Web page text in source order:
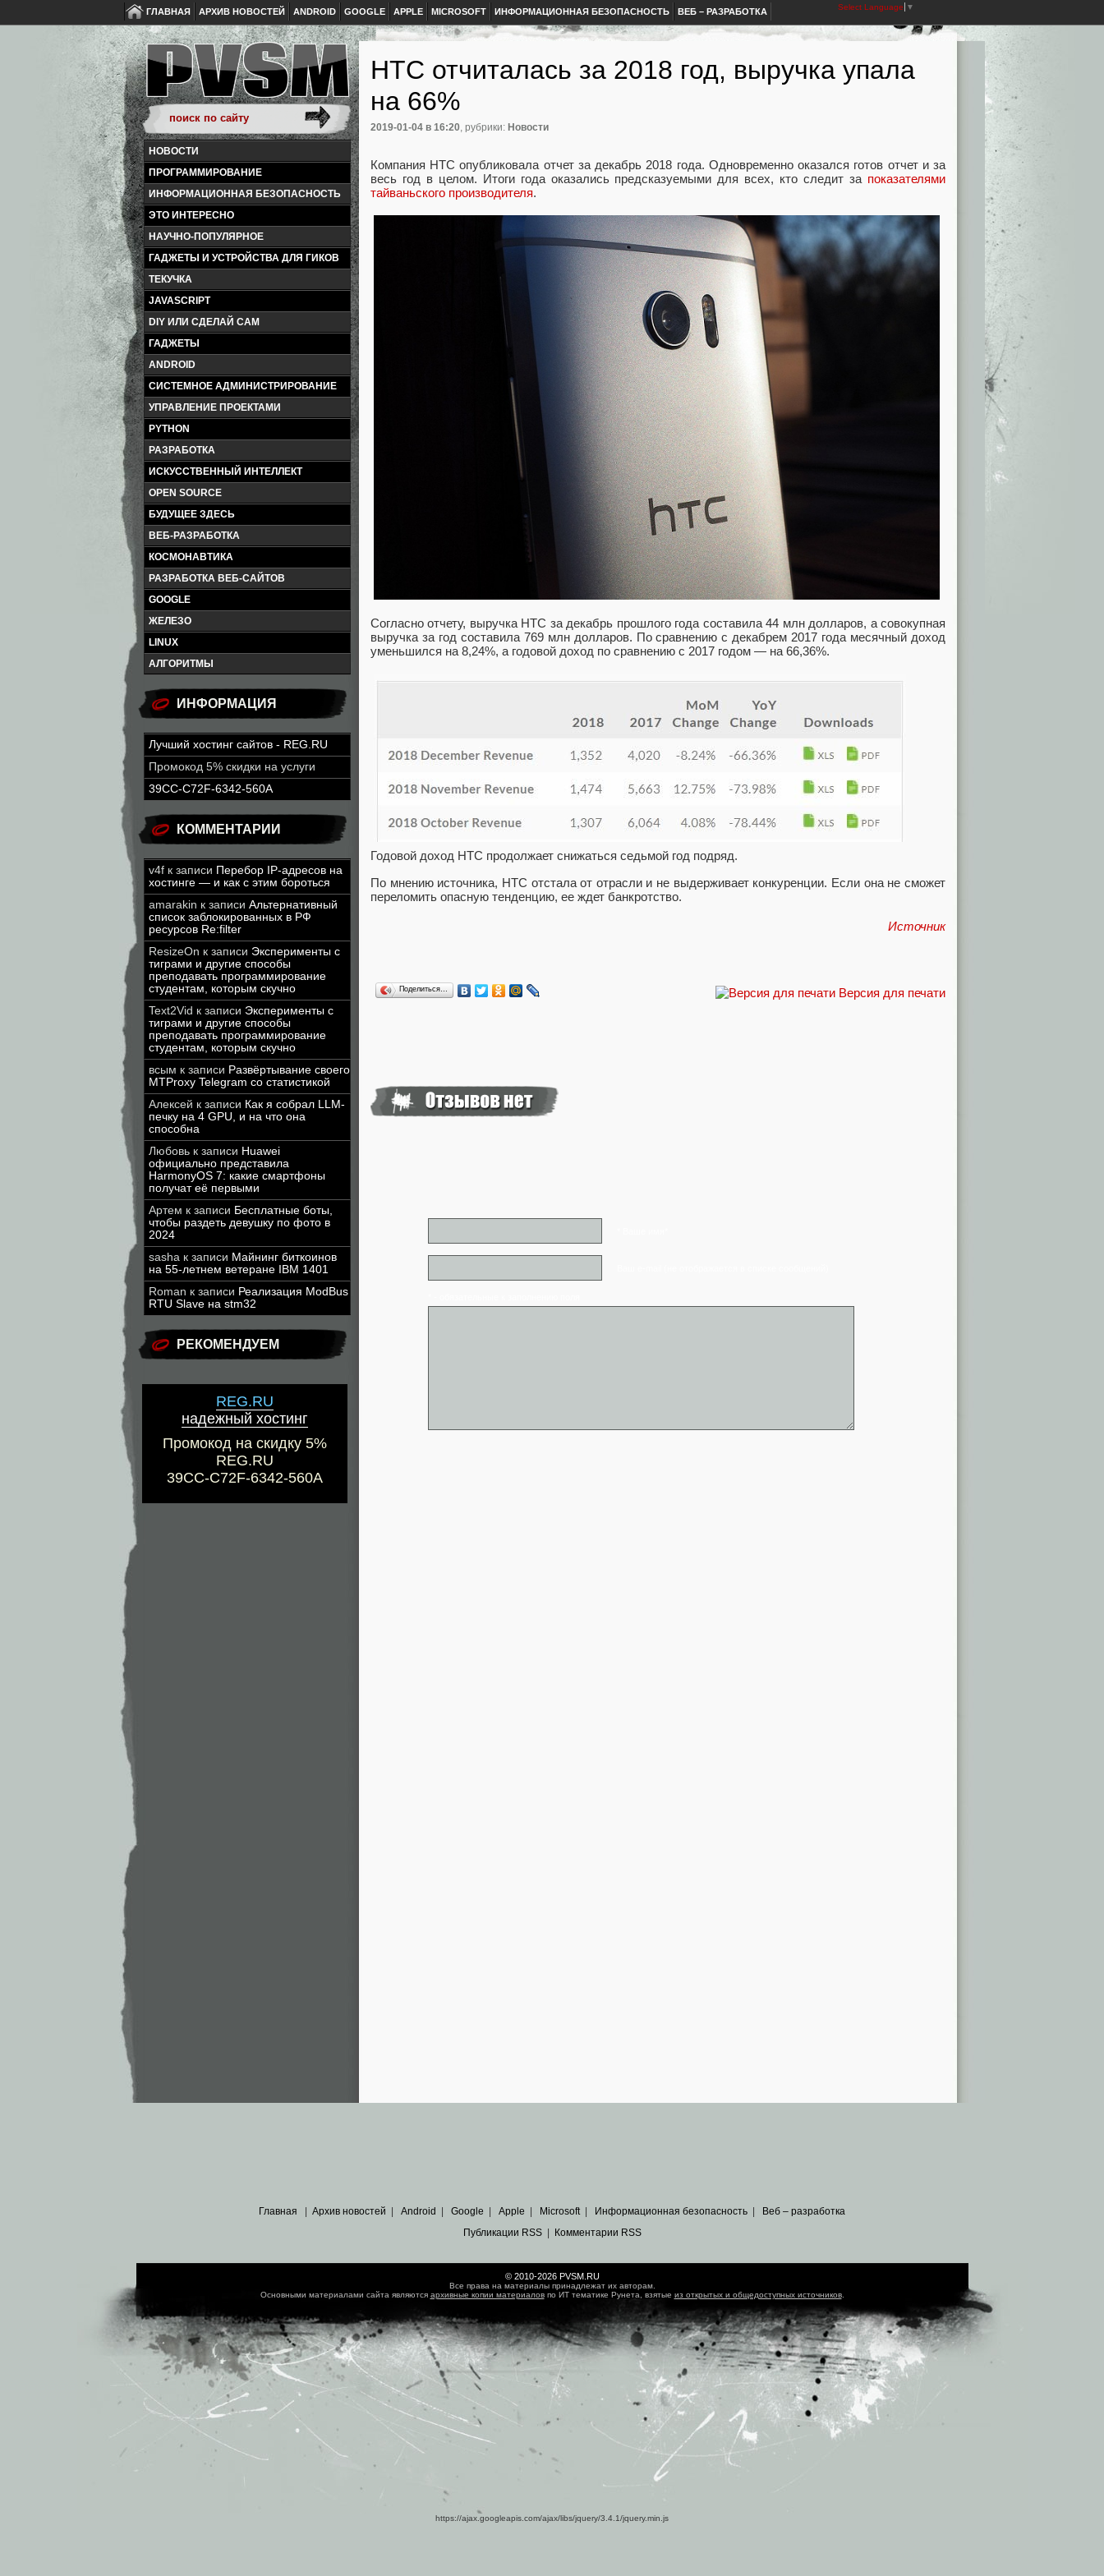
ГЛАВНАЯ АРХИВ НОВОСТЕЙ ANDROID GOOGLE APPLE MICROSOFT ИНФОРМАЦИОННАЯ БЕЗОПАСНОСТЬ ВЕБ – РАЗРАБОТКА Select Language ▼
НОВОСТИ
ПРОГРАММИРОВАНИЕ
ИНФОРМАЦИОННАЯ БЕЗОПАСНОСТЬ
ЭТО ИНТЕРЕСНО
НАУЧНО-ПОПУЛЯРНОЕ
ГАДЖЕТЫ И УСТРОЙСТВА ДЛЯ ГИКОВ
ТЕКУЧКА
JAVASCRIPT
DIY ИЛИ СДЕЛАЙ САМ
ГАДЖЕТЫ
ANDROID
СИСТЕМНОЕ АДМИНИСТРИРОВАНИЕ
УПРАВЛЕНИЕ ПРОЕКТАМИ
PYTHON
РАЗРАБОТКА
ИСКУССТВЕННЫЙ ИНТЕЛЛЕКТ
OPEN SOURCE
БУДУЩЕЕ ЗДЕСЬ
ВЕБ-РАЗРАБОТКА
КОСМОНАВТИКА
РАЗРАБОТКА ВЕБ-САЙТОВ
GOOGLE
ЖЕЛЕЗО
LINUX
АЛГОРИТМЫ
ИНФОРМАЦИЯ
Лучший хостинг сайтов - REG.RU
Промокод 5% скидки на услуги
39CC-C72F-6342-560A
КОММЕНТАРИИ
v4f к записи Перебор IP-адресов на
хостинге — и как с этим бороться
amarakin к записи Альтернативный
список заблокированных в РФ
ресурсов Re:filter
ResizeOn к записи Эксперименты с
тиграми и другие способы
преподавать программирование
студентам, которым скучно
Text2Vid к записи Эксперименты с
тиграми и другие способы
преподавать программирование
студентам, которым скучно
всым к записи Развёртывание своего
MTProxy Telegram со статистикой
Алексей к записи Как я собрал LLM-
печку на 4 GPU, и на что она
способна
Любовь к записи Huawei
официально представила
HarmonyOS 7: какие смартфоны
получат её первыми
Артем к записи Бесплатные боты,
чтобы раздеть девушку по фото в
2024
sasha к записи Майнинг биткоинов
на 55-летнем ветеране IBM 1401
Roman к записи Реализация ModBus
RTU Slave на stm32
РЕКОМЕНДУЕМ
REG.RU
надежный хостинг
Промокод на скидку 5%
REG.RU
39CC-C72F-6342-560A
HTC отчиталась за 2018 год, выручка упала
на 66%
2019-01-04 в 16:20, рубрики: Новости
Компания HTC опубликовала отчет за декабрь 2018 года. Одновременно оказался готов отчет и за
весь год в целом. Итоги года оказались предсказуемыми для всех, кто следит за показателями
тайваньского производителя.
Согласно отчету, выручка HTC за декабрь прошлого года составила 44 млн долларов, а совокупная
выручка за год составила 769 млн долларов. По сравнению с декабрем 2017 года месячный доход
уменьшился на 8,24%, а годовой доход по сравнению с 2017 годом — на 66,36%.
Годовой доход HTC продолжает снижаться седьмой год подряд.
По мнению источника, HTC отстала от отрасли и не выдерживает конкуренции. Если она не сможет
переломить опасную тенденцию, ее ждет банкротство.
Источник
Версия для печати
Поделиться…
Главная Архив новостей Android Google Apple Microsoft| Информационная безопасность
Веб – разработка
Публикации RSS| Комментарии RSS
© 2010-2026 PVSM.RU
Все права на материалы принадлежат их авторам.
Основными материалами сайта являются архивные копии материаловпо ИТ тематике Рунета, взятые из открытых и общедоступных источников.
https://ajax.googleapis.com/ajax/libs/jquery/3.4.1/jquery.min.js